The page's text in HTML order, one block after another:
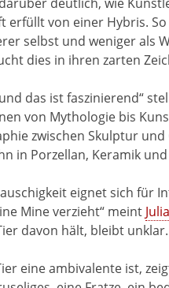
deutlich, wie
erfüllt von einer Hybris.
selbst und weniger als
dies in ihren zarten
das ist faszinierend“
von Mythologie bis
zwischen Skulptur und
in Porzellan, Keramik
eignet sich für
Mine verzieht“ meint
davon hält, bleibt unklar.
eine ambivalente ist,